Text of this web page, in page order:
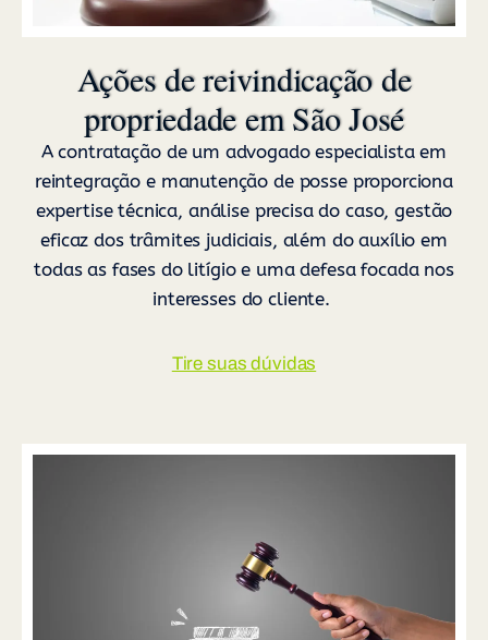
Ações de reivindicação de
propriedade em São José
A contratação de um advogado especialista em
reintegração e manutenção de posse proporciona
expertise técnica, análise precisa do caso, gestão
eficaz dos trâmites judiciais, além do auxílio em
todas as fases do litígio e uma defesa focada nos
interesses do cliente.
Tire suas dúvidas